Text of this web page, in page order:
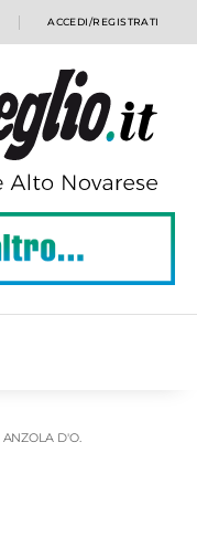
ACCEDI/REGISTRATI
ANZOLA D'O.